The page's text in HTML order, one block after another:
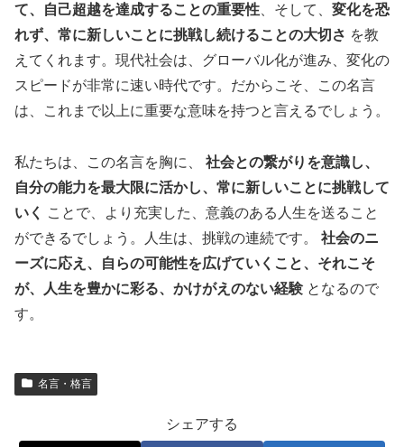
て、自己超越を達成することの重要性 、そして、 変化を恐
れず、常に新しいことに挑戦し続けることの大切さ を教
えてくれます。現代社会は、グローバル化が進み、変化の
スピードが非常に速い時代です。だからこそ、この名言
は、これまで以上に重要な意味を持つと言えるでしょう。
私たちは、この名言を胸に、 社会との繋がりを意識し、
自分の能力を最大限に活かし、常に新しいことに挑戦して
いく
ことで、より充実した、意義のある人生を送ること
ができるでしょう。人生は、挑戦の連続です。 社会のニ
ーズに応え、自らの可能性を広げていくこと、それこそ
が、人生を豊かに彩る、かけがえのない経験 となるので
す。
名言・格言
シェアする